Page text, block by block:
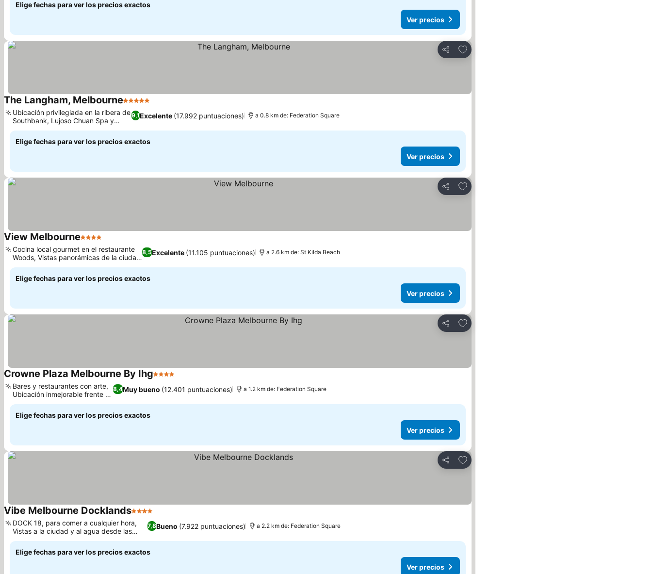
Elige fechas para ver los precios exactos
Ver precios
Compartir
Agregar a favoritos
The Langham, Melbourne5 Estrellas
9,1Excelente (17.992 puntuaciones)
Ubicación privilegiada en la ribera de
Southbank, Lujoso Chuan Spa y
bienestar
a 0.8 km de: Federation Square
Elige fechas para ver los precios exactos
Ver precios
Compartir
Agregar a favoritos
View Melbourne4 Estrellas
8,5Excelente (11.105 puntuaciones)
Cocina local gourmet en el restaurante
Woods, Vistas panorámicas de la ciudad
y el parque
a 2.6 km de: St Kilda Beach
Elige fechas para ver los precios exactos
Ver precios
Compartir
Agregar a favoritos
Crowne Plaza Melbourne By Ihg4 Estrellas
8,4Muy bueno (12.401 puntuaciones)
Bares y restaurantes con arte,
Ubicación inmejorable frente al
río
a 1.2 km de: Federation Square
Elige fechas para ver los precios exactos
Ver precios
Compartir
Agregar a favoritos
Vibe Melbourne Docklands4 Estrellas
7,8Bueno (7.922 puntuaciones)
DOCK 18, para comer a cualquier hora,
Vistas a la ciudad y al agua desde las
habitaciones
a 2.2 km de: Federation Square
Elige fechas para ver los precios exactos
Ver precios